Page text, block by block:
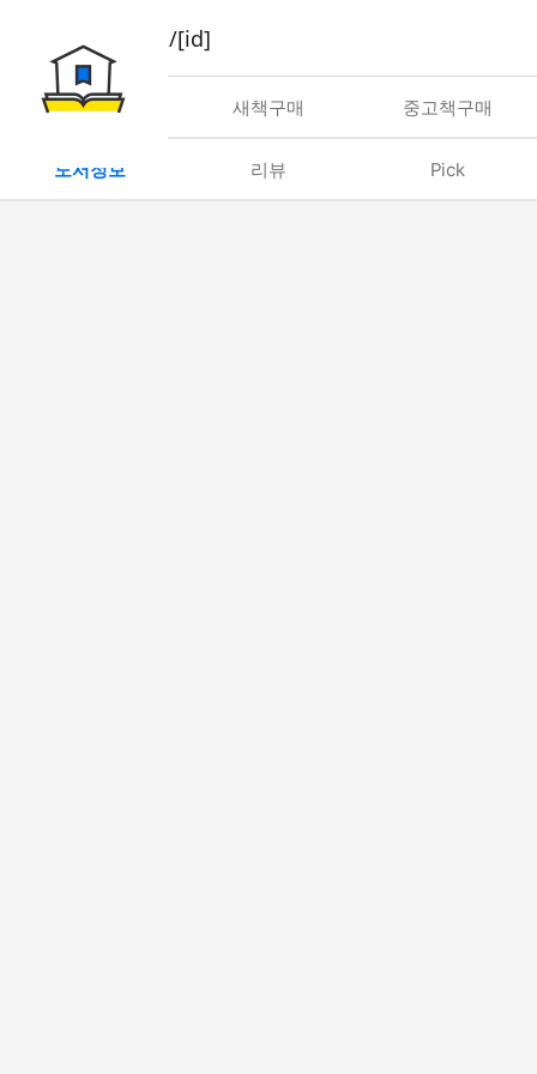
book/rent/[id]
대여 새책구매 중고책구매
도서정보 리뷰 Pick